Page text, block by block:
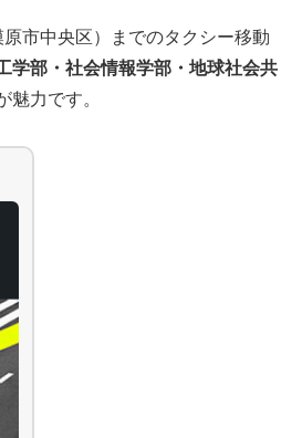
原市中央区）までのタクシー移動
学部・社会情報学部・地球社会共
力です。